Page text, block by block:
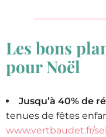
Les bons
pour Noël
Jusqu’à 40% de
tenues de fêtes
www.vertbaudet.fr/